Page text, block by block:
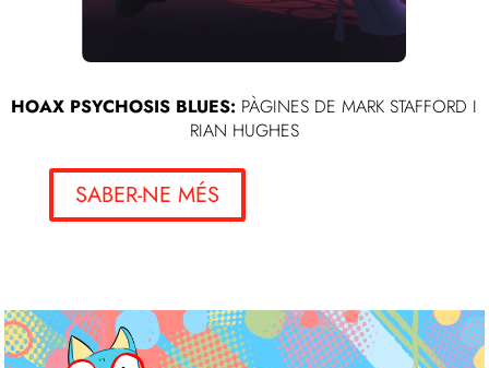
HOAX PSYCHOSIS BLUES: PÀGINES DE MARK STAFFORD I
RIAN HUGHES
SABER-NE MÉS